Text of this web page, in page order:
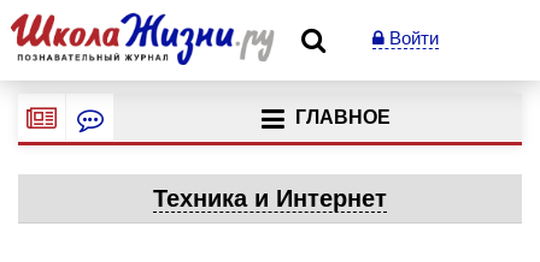
Войти
ГЛАВНОЕ
Техника и Интернет